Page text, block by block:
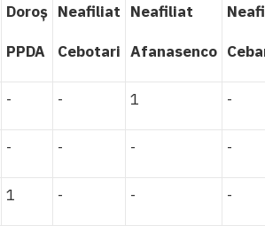
Doroș
PPDA
Neafiliat
Cebotari
Neafiliat
Afanasenco
- - 1 -
- - - -
1 - - -